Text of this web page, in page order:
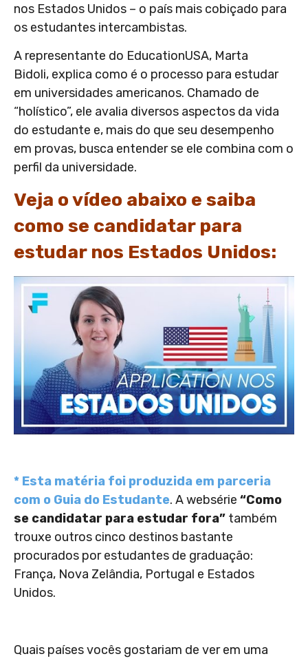
nos Estados Unidos – o país mais cobiçado para
os estudantes intercambistas.
A representante do EducationUSA, Marta
Bidoli, explica como é o processo para estudar
em universidades americanos. Chamado de
“holístico”, ele avalia diversos aspectos da vida
do estudante e, mais do que seu desempenho
em provas, busca entender se ele combina com o
perfil da universidade.
Veja o vídeo abaixo e saiba
como se candidatar para
estudar nos Estados Unidos:
* Esta matéria foi produzida em parceria
com o Guia do Estudante. A websérie “Como
se candidatar para estudar fora” também
trouxe outros cinco destinos bastante
procurados por estudantes de graduação:
França, Nova Zelândia, Portugal e Estados
Unidos.
Quais países vocês gostariam de ver em uma